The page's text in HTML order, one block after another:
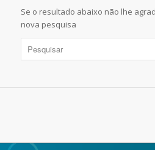
Se o resultado abaixo não lhe
nova pesquisa